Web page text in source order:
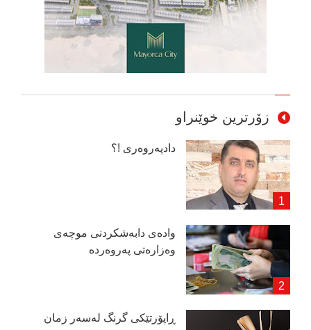
زۆرترین خوێنراو
دادپەروەری !؟
وادەی دابەشكردنی موچەی
وەزارەتی پەروەردە
ڕاپۆرتێكی گرنگ لەسەر زمان